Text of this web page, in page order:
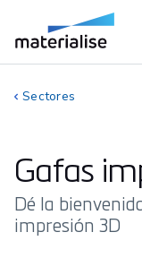
Sectores
Gafas
Dé la
impresión 3D